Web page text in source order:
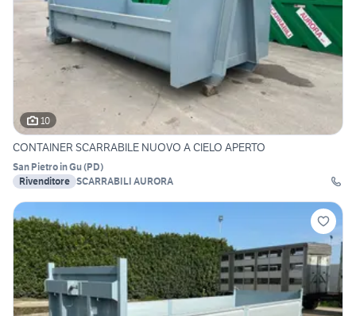
10
CONTAINER SCARRABILE NUOVO A CIELO APERTO
San Pietro in Gu(PD)
Rivenditore SCARRABILI AURORA